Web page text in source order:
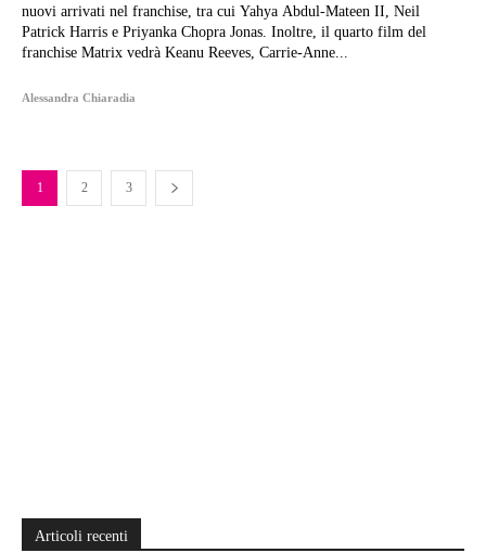
nuovi arrivati nel franchise, tra cui Yahya Abdul-Mateen II, Neil
Patrick Harris e Priyanka Chopra Jonas. Inoltre, il quarto film del
franchise Matrix vedrà Keanu Reeves, Carrie-Anne...
Alessandra Chiaradia
1 2 3
Articoli recenti